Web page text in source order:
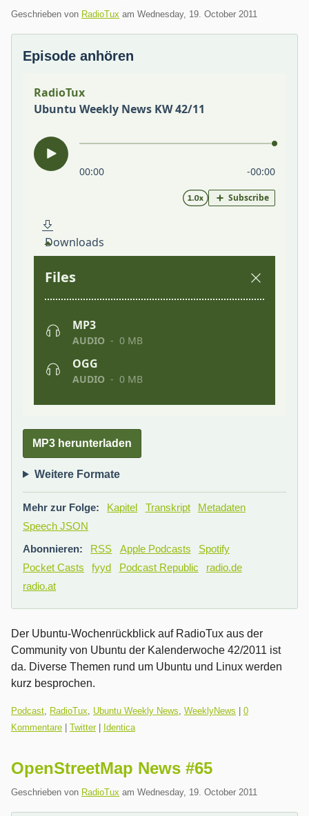
Geschrieben von RadioTux am Wednesday, 19. October 2011
Episode anhören
MP3 herunterladen
Weitere Formate
Mehr zur Folge: Kapitel Transkript
Metadaten
Speech JSON
Abonnieren:
RSS Apple Podcasts
Spotify
Pocket Casts
fyyd Podcast Republic
radio.de
radio.at
Der Ubuntu-Wochenrückblick auf RadioTux aus der
Community von Ubuntu der Kalenderwoche 42/2011 ist
da. Diverse Themen rund um Ubuntu und Linux werden
kurz besprochen.
Kategorien:
Podcast, RadioTux, Ubuntu Weekly News, WeeklyNews
0
Kommentare
Twitter| Identica
OpenStreetMap News #65
Geschrieben von RadioTux am Wednesday, 19. October 2011